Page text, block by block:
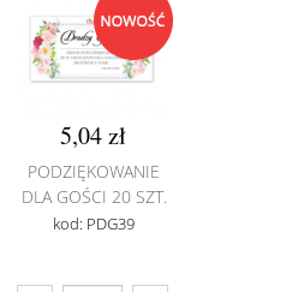
5,04 zł
PODZIĘKOWANIE
DLA GOŚCI 20 SZT.
kod: PDG39